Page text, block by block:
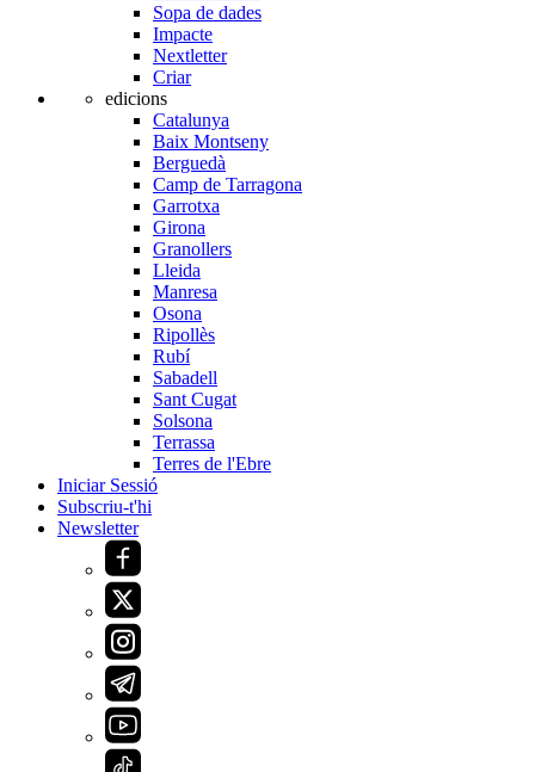
Sopa de dades
Impacte
Nextletter
Criar
edicions
Catalunya
Baix Montseny
Berguedà
Camp de Tarragona
Garrotxa
Girona
Granollers
Lleida
Manresa
Osona
Ripollès
Rubí
Sabadell
Sant Cugat
Solsona
Terrassa
Terres de l'Ebre
Iniciar Sessió
Subscriu-t'hi
Newsletter